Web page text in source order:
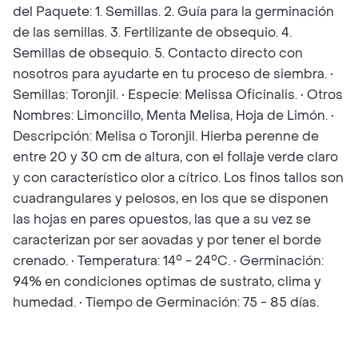
del Paquete: 1. Semillas. 2. Guía para la germinación
de las semillas. 3. Fertilizante de obsequio. 4.
Semillas de obsequio. 5. Contacto directo con
nosotros para ayudarte en tu proceso de siembra. •
Semillas: Toronjil. • Especie: Melissa Oficinalis. • Otros
Nombres: Limoncillo, Menta Melisa, Hoja de Limón. •
Descripción: Melisa o Toronjil. Hierba perenne de
entre 20 y 30 cm de altura, con el follaje verde claro
y con característico olor a cítrico. Los finos tallos son
cuadrangulares y pelosos, en los que se disponen
las hojas en pares opuestos, las que a su vez se
caracterizan por ser aovadas y por tener el borde
crenado. • Temperatura: 14° - 24°C. • Germinación:
94% en condiciones optimas de sustrato, clima y
humedad. • Tiempo de Germinación: 75 - 85 días.